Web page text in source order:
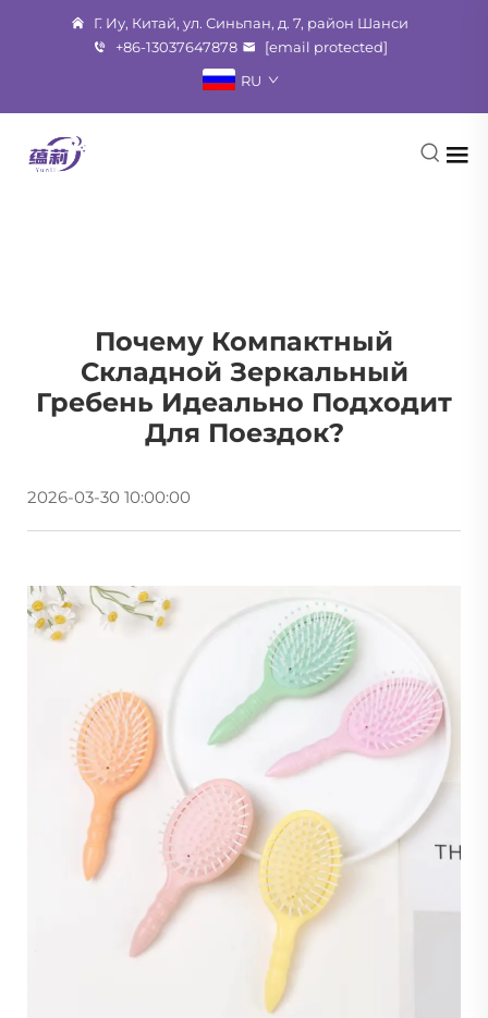
Г. Иу, Китай, ул. Синьпан, д. 7, район Шанси
+86-13037647878
[email protected]
RU
Почему Компактный
Складной Зеркальный
Гребень Идеально Подходит
Для Поездок?
2026-03-30 10:00:00